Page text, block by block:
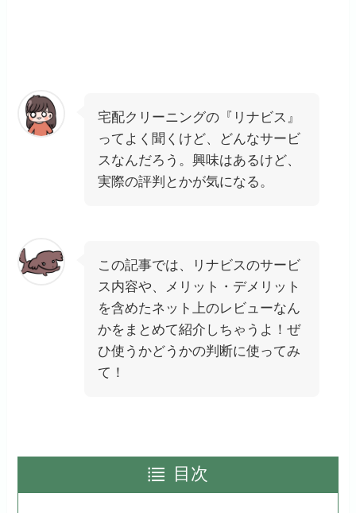
宅配クリーニングの『リナビス』
ってよく聞くけど、どんなサービ
スなんだろう。興味はあるけど、
実際の評判とかが気になる。
この記事では、リナビスのサービ
ス内容や、メリット・デメリット
を含めたネット上のレビューなん
かをまとめて紹介しちゃうよ！ぜ
ひ使うかどうかの判断に使ってみ
て！
目次